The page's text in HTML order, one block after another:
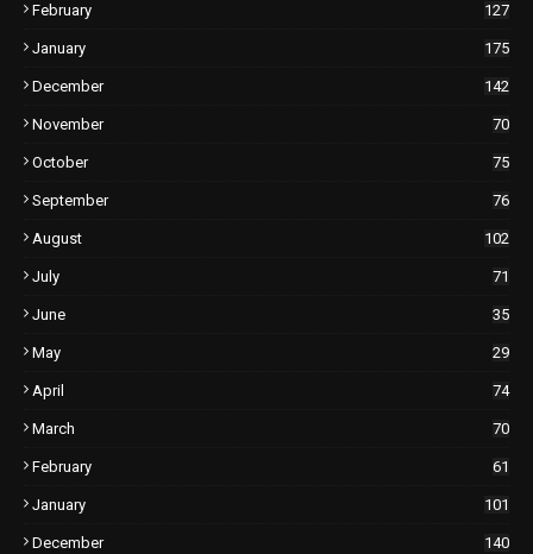
February 127
January 175
December 142
November 70
October 75
September 76
August 102
July 71
June 35
May 29
April 74
March 70
February 61
January 101
December 140